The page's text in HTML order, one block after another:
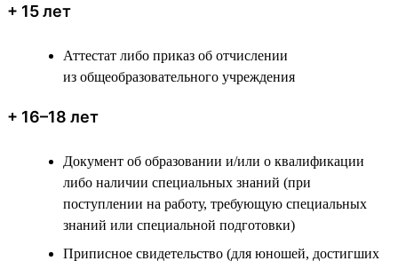
+ 15 лет
Аттестат либо приказ об отчислении
из общеобразовательного учреждения
+ 16–18 лет
Документ об образовании и/или о квалификации
либо наличии специальных знаний (при
поступлении на работу, требующую специальных
знаний или специальной подготовки)
Приписное свидетельство (для юношей, достигших